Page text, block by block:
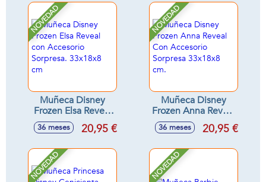
NOVEDAD
Muñeca Disney
Frozen Elsa Reveal
con Accesorio
Sorpresa. 33x18x8
36 meses 20,95 €
NOVEDAD
Muñeca Disney
Frozen Anna Reveal
Con Accesorio
Sorpresa 33x18x8
36 meses 20,95 €
NOVEDAD NOVEDAD